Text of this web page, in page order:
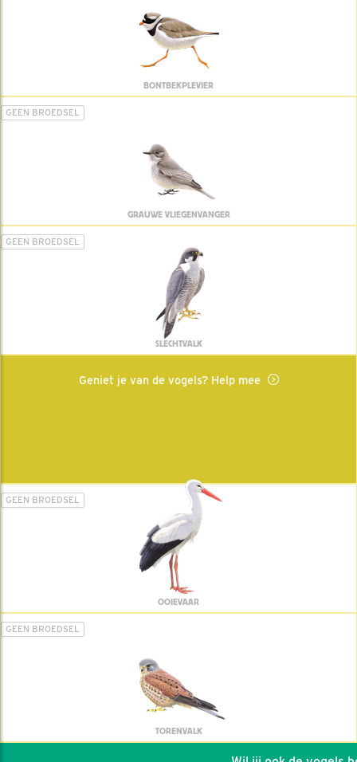
BONTBEKPLEVIER
GEEN BROEDSEL
GRAUWE VLIEGENVANGER
GEEN BROEDSEL
SLECHTVALK
Geniet je van de vogels? Help mee
GEEN BROEDSEL
OOIEVAAR
GEEN BROEDSEL
TORENVALK